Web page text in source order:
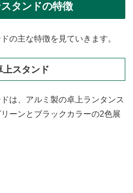
タンドの特徴
の主な特徴を見ていきます。
上スタンド
は、アルミ製の卓上ランタンス
ーンとブラックカラーの2色展